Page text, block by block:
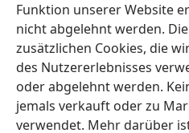
Funktion unserer Website
nicht abgelehnt werden.
zusätzlichen Cookies, die
des Nutzererlebnisses
oder abgelehnt werden.
jemals verkauft oder zu
verwendet. Mehr darüber
Deutsch
Copyright© 2026 Watch Tower Bible
Nutzungsbedingungen
Datenschutzeinstellungen